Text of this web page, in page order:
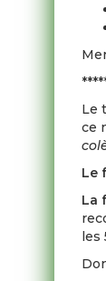
Le
ce
Le
La
les